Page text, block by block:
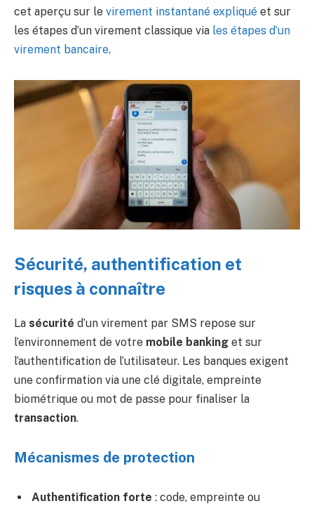
cet aperçu sur le virement instantané expliqué et sur
les étapes d’un virement classique via les étapes d’un
virement bancaire.
Sécurité, authentification et
risques à connaître
La sécurité d’un virement par SMS repose sur
l’environnement de votre mobile banking et sur
l’authentification de l’utilisateur. Les banques exigent
une confirmation via une clé digitale, empreinte
biométrique ou mot de passe pour finaliser la
transaction.
Mécanismes de protection
Authentification forte : code, empreinte ou